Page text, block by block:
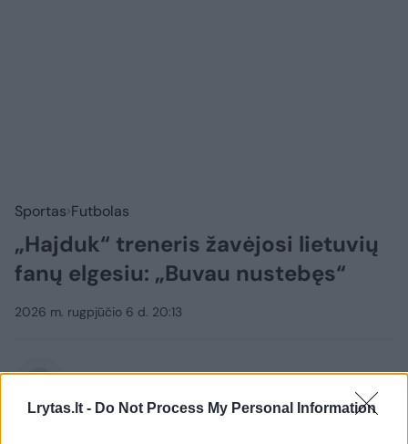
Lrytas.lt - Do Not Process My Personal Information
Sportas Futbolas
„Hajduk“ treneris žavėjosi lietuvių
fanų elgesiu: „Buvau nustebęs“
2026 m. rugpjūčio 6 d. 20:13